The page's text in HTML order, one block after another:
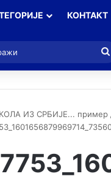
КОНТАКТ
ИЗ СРБИЈЕ... пример